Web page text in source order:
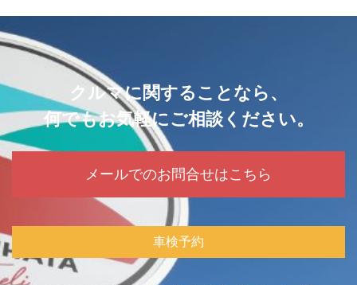
クルマに関することなら、
何でもお気軽にご相談ください。
メールでのお問合せはこちら
車検予約